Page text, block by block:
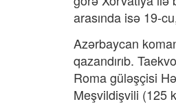
arasında isə 19-
Azərbaycan
qazandırıb.
Roma güləşçisi
Meşvildişvili (125